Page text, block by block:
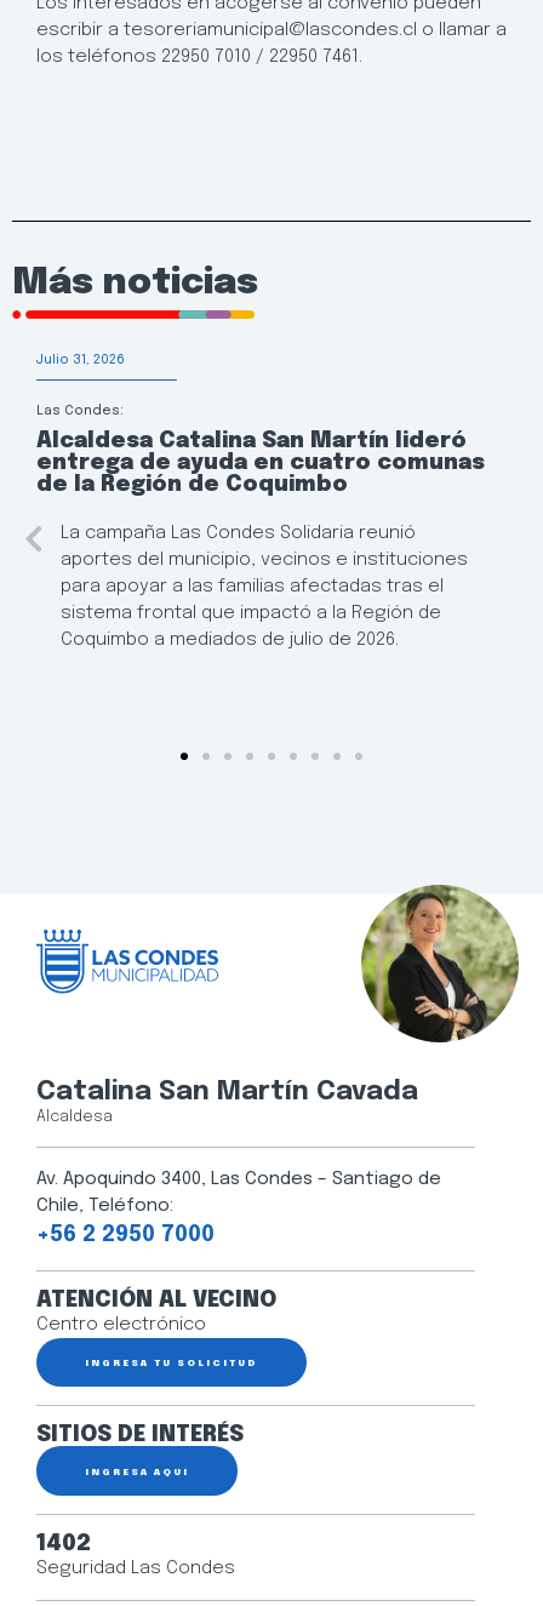
escribir a tesoreriamunicipal@lascondes.cl o llamar a
los teléfonos 22950 7010 / 22950 7461.
Más noticias
Julio 31, 2026
Las Condes:
Alcaldesa Catalina San Martín lideró
entrega de ayuda en cuatro comunas
de la Región de Coquimbo
La campaña Las Condes Solidaria reunió
aportes del municipio, vecinos e instituciones
para apoyar a las familias afectadas tras el
sistema frontal que impactó a la Región de
Coquimbo a mediados de julio de 2026.
Catalina San Martín Cavada
Alcaldesa
Av. Apoquindo 3400, Las Condes – Santiago de
Chile, Teléfono:
+56 2 2950 7000
ATENCIÓN AL VECINO
Centro electrónico
INGRESA TU SOLICITUD
SITIOS DE INTERÉS
INGRESA AQUÍ
1402
Seguridad Las Condes